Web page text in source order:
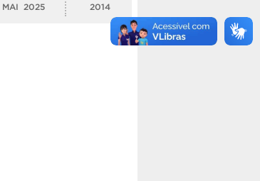
MAI
2025
2014